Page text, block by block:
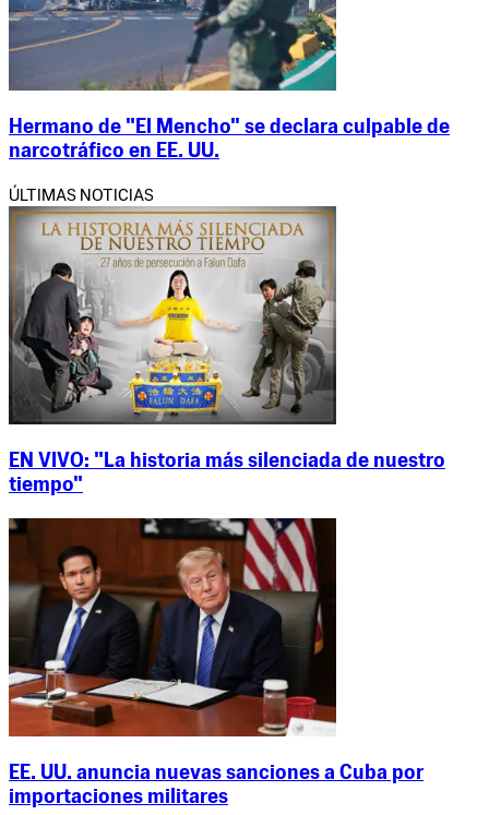
Hermano de "El Mencho" se declara culpable de
narcotráfico en EE. UU.
ÚLTIMAS NOTICIAS
EN VIVO: "La historia más silenciada de nuestro
tiempo"
EE. UU. anuncia nuevas sanciones a Cuba por
importaciones militares